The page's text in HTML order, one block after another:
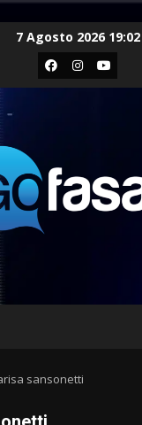
7 Agosto 2026 19:02
Facebook
Instagram
Youtube
sansonetti